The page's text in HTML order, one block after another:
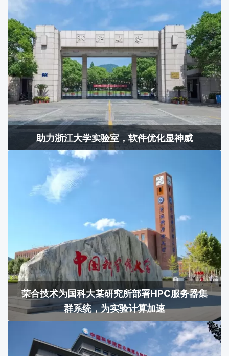
助力浙江大学实验室，软件优化显神威
荣合技术为国科大某研究所部署HPC服务器集
群系统，为实验计算加速